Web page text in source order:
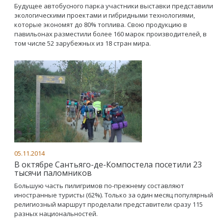
Будущее автобусного парка участники выставки представили
экологическими проектами и гибридными технологиями,
которые экономят до 80% топлива. Свою продукцию в
павильонах разместили более 160 марок производителей, в
том числе 52 зарубежных из 18 стран мира.
05.11.2014
В октябре Сантьяго-де-Компостела посетили 23
тысячи паломников
Большую часть пилигримов по-прежнему составляют
иностранные туристы (62%). Только за один месяц популярный
религиозный маршрут проделали представители сразу 115
разных национальностей.